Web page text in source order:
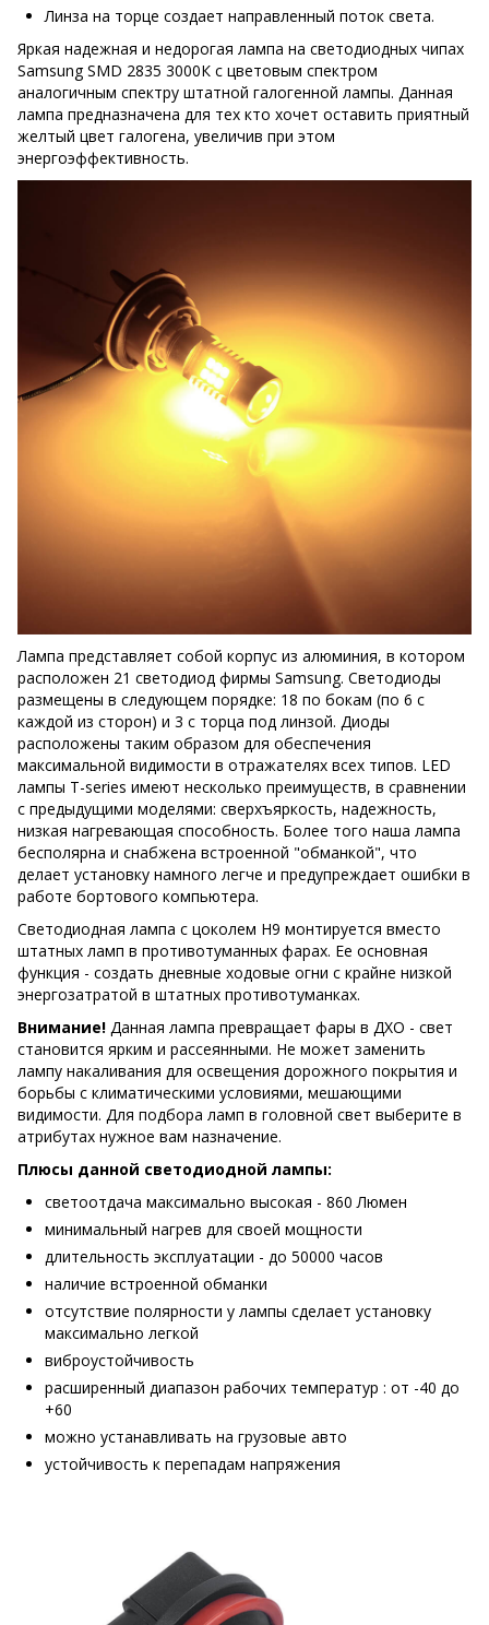
Линза на торце создает направленный поток света.
Яркая надежная и недорогая лампа на светодиодных чипах
Samsung SMD 2835 3000К с цветовым спектром
аналогичным спектру штатной галогенной лампы. Данная
лампа предназначена для тех кто хочет оставить приятный
желтый цвет галогена, увеличив при этом
энергоэффективность.
Лампа представляет собой корпус из алюминия, в котором
расположен 21 светодиод фирмы Samsung. Светодиоды
размещены в следующем порядке: 18 по бокам (по 6 с
каждой из сторон) и 3 с торца под линзой. Диоды
расположены таким образом для обеспечения
максимальной видимости в отражателях всех типов. LED
лампы T-series имеют несколько преимуществ, в сравнении
с предыдущими моделями: сверхъяркость, надежность,
низкая нагревающая способность. Более того наша лампа
бесполярна и снабжена встроенной "обманкой", что
делает установку намного легче и предупреждает ошибки в
работе бортового компьютера.
Светодиодная лампа с цоколем Н9 монтируется вместо
штатных ламп в противотуманных фарах. Ее основная
функция - создать дневные ходовые огни с крайне низкой
энергозатратой в штатных противотуманках.
Внимание! Данная лампа превращает фары в ДХО - свет
становится ярким и рассеянными. Не может заменить
лампу накаливания для освещения дорожного покрытия и
борьбы с климатическими условиями, мешающими
видимости. Для подбора ламп в головной свет выберите в
атрибутах нужное вам назначение.
Плюсы данной светодиодной лампы:
светоотдача максимально высокая - 860 Люмен
минимальный нагрев для своей мощности
длительность эксплуатации - до 50000 часов
наличие встроенной обманки
отсутствие полярности у лампы сделает установку
максимально легкой
виброустойчивость
расширенный диапазон рабочих температур : от -40 до
+60
можно устанавливать на грузовые авто
устойчивость к перепадам напряжения